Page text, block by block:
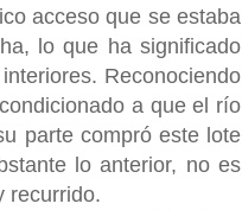
acceso que se estaba
lo que ha significado
Reconociendo
a que el río
parte compró este lote
lo anterior, no es
recurrido.